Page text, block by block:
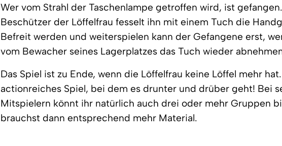
Wer vom Strahl der Taschenlampe getroffen wird, ist
Beschützer der Löffelfrau fesselt ihn mit einem Tuch die
Befreit werden und weiterspielen kann der Gefangene erst,
vom Bewacher seines Lagerplatzes das Tuch wieder
Das Spiel ist zu Ende, wenn die Löffelfrau keine Löffel mehr
actionreiches Spiel, bei dem es drunter und drüber geht! Bei
Mitspielern könnt ihr natürlich auch drei oder mehr Gruppen
brauchst dann entsprechend mehr Material.